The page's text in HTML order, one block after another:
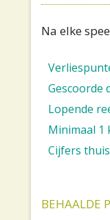
Na elke
Gescoorde
Lopende
Minimaal 1
Cijfers
BEHAALDE